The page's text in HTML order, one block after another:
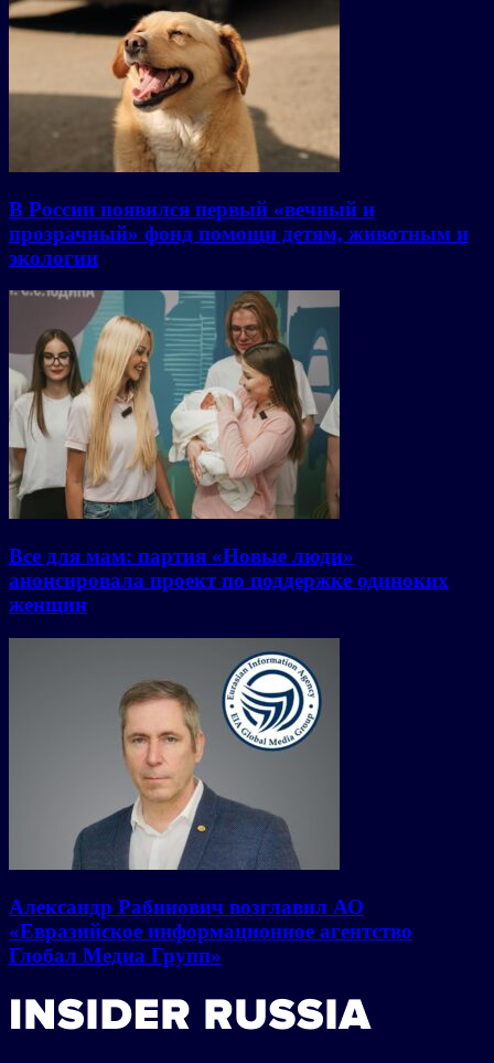
В России появился первый «вечный и
прозрачный» фонд помощи детям, животным и
экологии
Все для мам: партия «Новые люди»
анонсировала проект по поддержке одиноких
женщин
Александр Рабинович возглавил АО
«Евразийское информационное агентство
Глобал Медиа Групп»